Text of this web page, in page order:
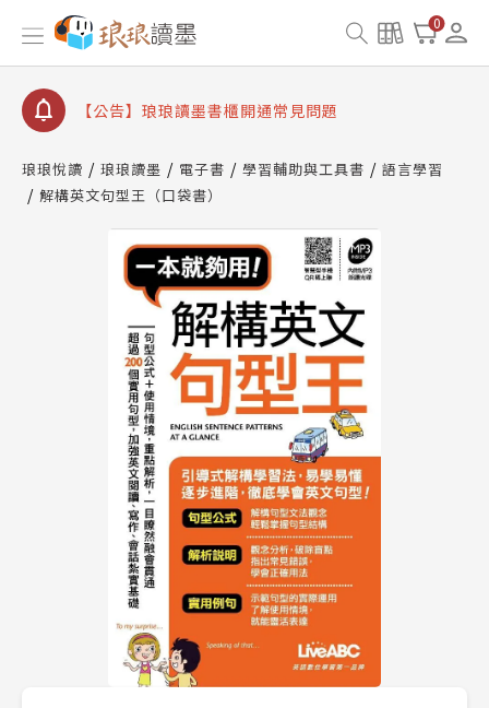
0
【公告】因 Readmoo 讀墨系統維護中，本站同步暫
停部分閱讀服務
【公告】琅琅讀墨數位閱讀資產合併與書櫃開通申請
【公告】琅琅讀墨書櫃開通常見問題
請圖文教學
【公告】琅琅書店服務升級重要說明及資產合併結果
查詢
【公告】因 Readmoo 讀墨系統維護中，本站同步暫
停部分閱讀服務
琅琅悅讀 琅琅讀墨 電子書 學習輔助與工具書
語言學習
解構英文句型王（口袋書）